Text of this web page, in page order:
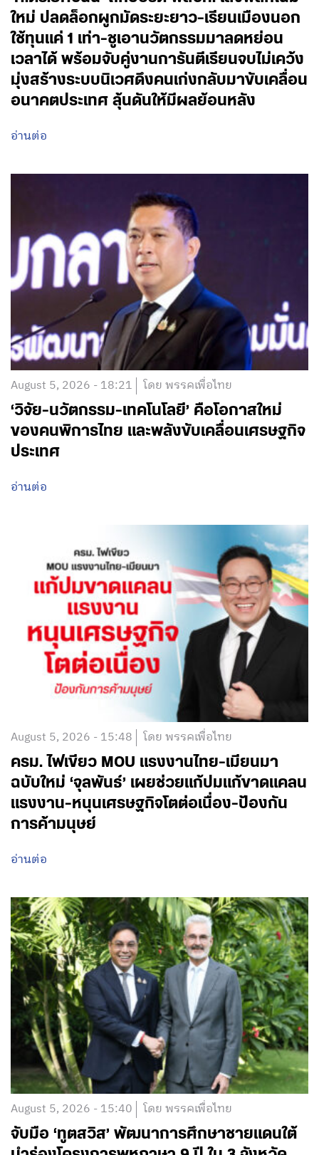
ใหม่ ปลดล็อกผูกมัดระยะยาว-เรียนเมืองนอก
ใช้ทุนแค่ 1 เท่า-ชูเอานวัตกรรมมาลดหย่อน
เวลาได้ พร้อมจับคู่งานการันตีเรียนจบไม่เคว้ง
มุ่งสร้างระบบนิเวศดึงคนเก่งกลับมาขับเคลื่อน
อนาคตประเทศ ลุ้นดันให้มีผลย้อนหลัง
อ่านต่อ
August 5, 2026 - 18:21 โดย พรรคเพื่อไทย
‘วิจัย-นวัตกรรม-เทคโนโลยี’ คือโอกาสใหม่
ของคนพิการไทย และพลังขับเคลื่อนเศรษฐกิจ
ประเทศ
อ่านต่อ
August 5, 2026 - 15:48 โดย พรรคเพื่อไทย
ครม. ไฟเขียว MOU แรงงานไทย-เมียนมา
ฉบับใหม่ ‘จุลพันธ์’ เผยช่วยแก้ปมแก้ขาดแคลน
แรงงาน-หนุนเศรษฐกิจโตต่อเนื่อง-ป้องกัน
การค้ามนุษย์
อ่านต่อ
August 5, 2026 - 15:40 โดย พรรคเพื่อไทย
จับมือ ‘ทูตสวิส’ พัฒนาการศึกษาชายแดนใต้